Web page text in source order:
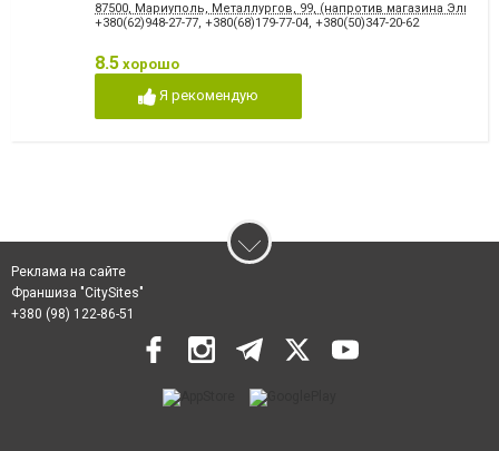
87500, Мариуполь, Металлургов, 99, (напротив магазина
+380(62)948-27-77, +380(68)179-77-04, +380(50)347-20-62
8.5 хорошо
Я рекомендую
Реклама на сайте
Франшиза "CitySites"
+380 (98) 122-86-51